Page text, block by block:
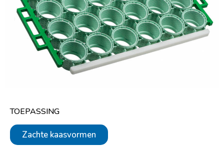
TOEPASSING
Zachte kaasvormen